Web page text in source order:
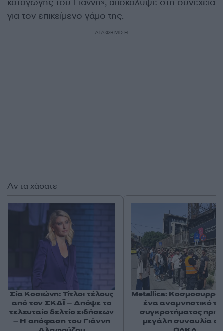
καταγωγής του Γιάννη», αποκάλυψε στη συνέχεια
για τον επικείμενο γάμο της.
ΔΙΑΦΗΜΙΣΗ
Αν τα χάσατε
Σία Κοσιώνη: Τίτλοι τέλους
από τον ΣΚΑΪ – Απόψε το
τελευταίο δελτίο ειδήσεων
– Η απόφαση του Γιάννη
Metallica:
ένα αναμνηστικό
συγκροτήματος πριν
μεγάλη συναυλία